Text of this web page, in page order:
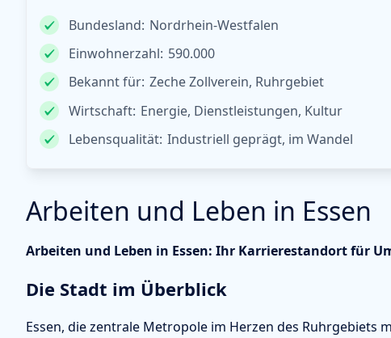
Bundesland: Nordrhein-Westfalen
Einwohnerzahl: 590.000
Bekannt für: Zeche Zollverein, Ruhrgebiet
Wirtschaft: Energie, Dienstleistungen, Kultur
Lebensqualität: Industriell geprägt, im Wandel
Arbeiten und Leben in Essen
Arbeiten und Leben in Essen: Ihr Karrierestandort für
Die Stadt im Überblick
Essen, die zentrale Metropole im Herzen des Ruhrgebiets